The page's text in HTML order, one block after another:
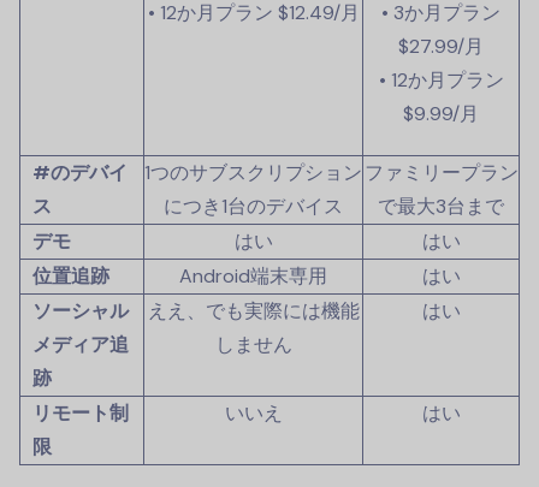
• 12か月プラン $12.49/月
• 3か月プラン
$27.99/月
• 12か月プラン
$9.99/月
#のデバイ
ス
1つのサブスクリプション
につき1台のデバイス
ファミリープラン
で最大3台まで
デモ
はい
はい
位置追跡
Android端末専用
はい
ソーシャル
メディア追
跡
ええ、でも実際には機能
しません
はい
リモート制
限
いいえ はい